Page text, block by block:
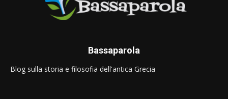
Bassaparola
Blog sulla storia e filosofia dell'antica Grecia